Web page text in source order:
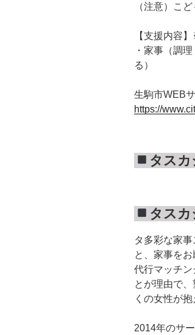
（注意）こ
【支援内容
・家事（調
る）
生駒市WEBサ
https://
タス
タス
タ多彩な家
と、家事を
代行マッチ
とが理由で
くの女性が
2014年のサ